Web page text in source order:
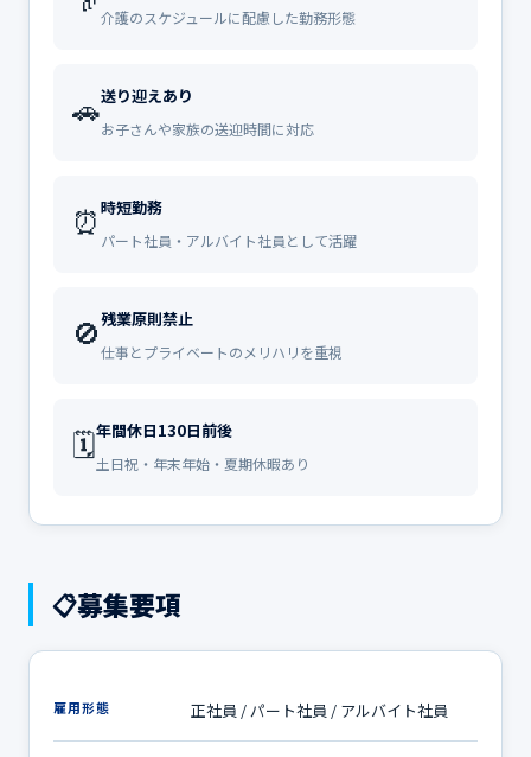
介護のスケジュールに配慮した勤務形態
🚗送り迎えあり
お子さんや家族の送迎時間に対応
⏰ 時短勤務
パート社員・アルバイト社員として活躍
🚫残業原則禁止
仕事とプライベートのメリハリを重視
🗓️年間休日130日前後
土日祝・年末年始・夏期休暇あり
📋募集要項
雇用形態 正社員 / パート社員 / アルバイト社員